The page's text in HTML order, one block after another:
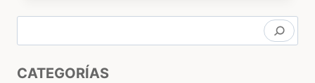
EL
OPCIONES
PARA
CATEGORÍAS